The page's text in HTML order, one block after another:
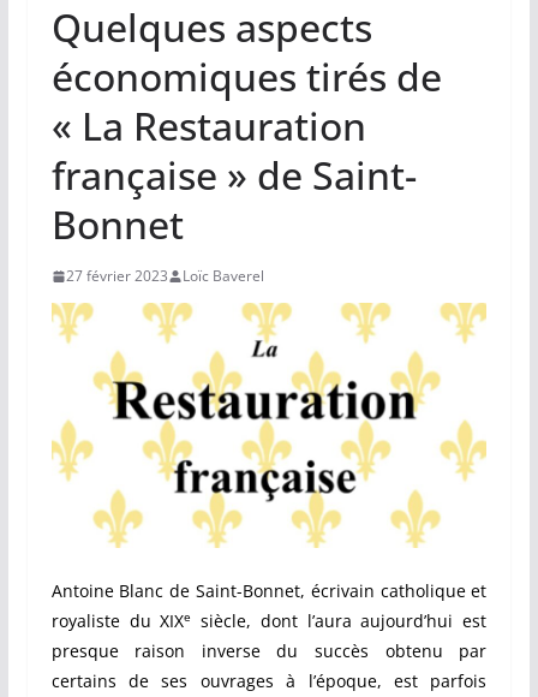
Quelques aspects
économiques tirés de
« La Restauration
française » de Saint-
Bonnet
27 février 2023 Loïc Baverel
Antoine Blanc de Saint-Bonnet, écrivain catholique et
royaliste du XIXe
siècle, dont l’aura aujourd’hui est
presque raison inverse du succès obtenu par
certains de ses ouvrages à l’époque, est parfois